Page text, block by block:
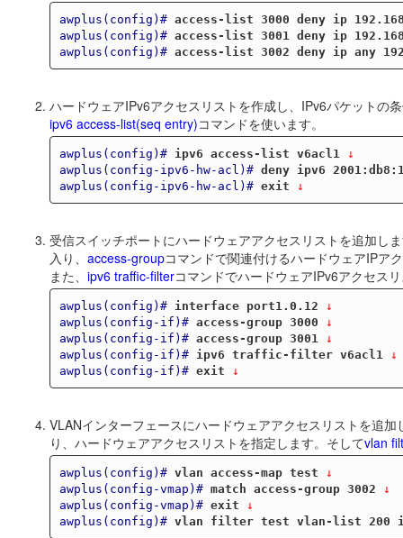
awplus(config)# access-list 3000 deny ip
awplus(config)# access-list 3001 deny ip
awplus(config)# access-list 3002 deny ip any
ハードウェアIPv6アクセスリストを作成し、IPv6パケットの
ipv6 access-list(seq entry)コマンドを使います。
awplus(config)# ipv6 access-list v6acl1
↓
awplus(config-ipv6-hw-acl)# deny ipv6
awplus(config-ipv6-hw-acl)# exit ↓
受信スイッチポートにハードウェアアクセスリストを追加し
入り、 access-groupコマンドで関連付けるハードウェアIPア
また、 ipv6 traffic-filterコマンドでハードウェアIPv6アクセス
awplus(config)# interface port1.0.12 ↓
awplus(config-if)# access-group 3000 ↓
awplus(config-if)# access-group 3001
↓
awplus(config-if)#
ipv6 traffic-filter v6acl1
↓
awplus(config-if)# exit ↓
VLANインターフェースにハードウェアアクセスリストを追加
り、ハードウェアアクセスリストを指定します。そしてvlan
awplus(config)# vlan access-map test ↓
awplus(config-vmap)# match access-group 3002 ↓
awplus(config-vmap)# exit ↓
awplus(config)# vlan filter test vlan-list 200